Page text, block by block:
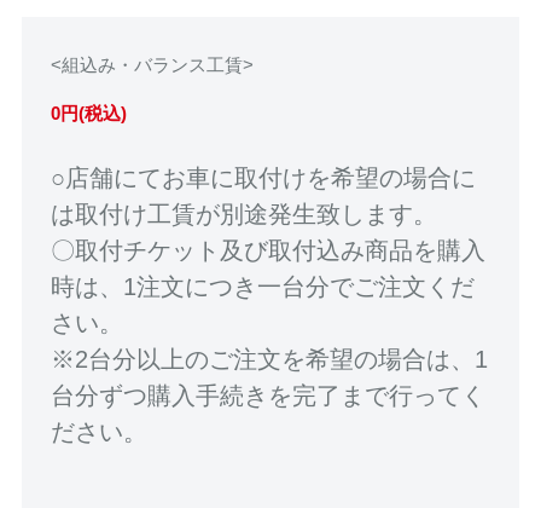
<組込み・バランス工賃>
0円(税込)
○店舗にてお車に取付けを希望の場合に
は取付け工賃が別途発生致します。
〇取付チケット及び取付込み商品を購入
時は、1注文につき一台分でご注文くだ
さい。
※2台分以上のご注文を希望の場合は、1
台分ずつ購入手続きを完了まで行ってく
ださい。